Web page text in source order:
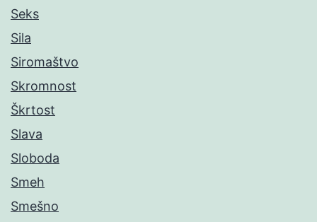
Seks
Sila
Siromaštvo
Skromnost
Škrtost
Slava
Sloboda
Smeh
Smešno